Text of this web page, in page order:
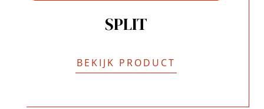
SPLIT
BEKIJK PRODUCT